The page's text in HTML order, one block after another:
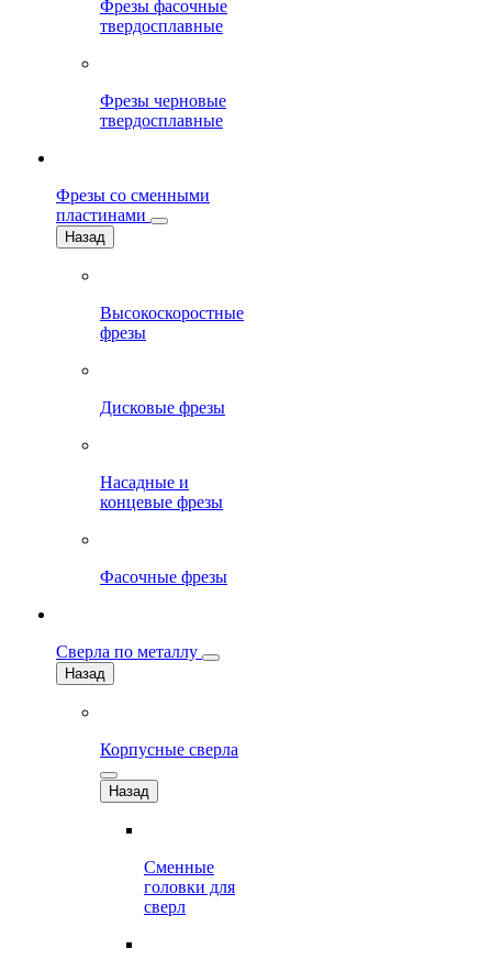
Фрезы фасочные
твердосплавные
Фрезы черновые
твердосплавные
Фрезы со сменными
пластинами
Назад
Высокоскоростные
фрезы
Дисковые фрезы
Насадные и
концевые фрезы
Фасочные фрезы
Сверла по металлу
Назад
Корпусные сверла
Назад
Сменные
головки для
сверл